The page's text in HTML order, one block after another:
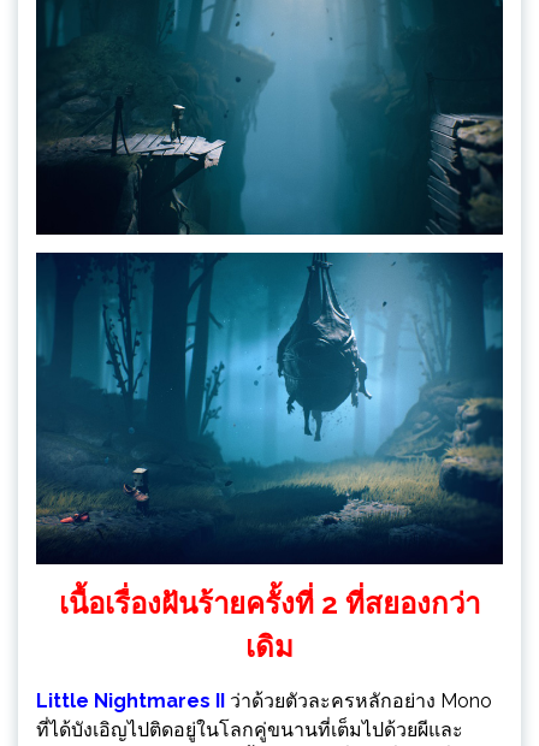
เนื้อเรื่องฝันร้ายครั้งที่ 2 ที่สยองกว่า
เดิม
Little Nightmares II ว่าด้วยตัวละครหลักอย่าง Mono
ที่ได้บังเอิญไปติดอยู่ในโลกคู่ขนานที่เต็มไปด้วยผีและ